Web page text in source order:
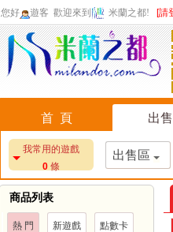
您好 遊客 歡迎來到 米蘭之都! [請
首 頁 出
我常用的遊戲
0 條
出售區
商品列表
熱 門 新遊戲 點數卡